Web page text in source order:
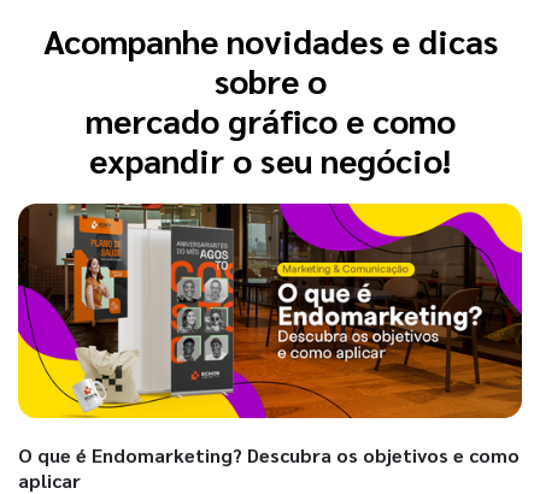
Acompanhe novidades e dicas
sobre o
mercado gráfico e como
expandir o seu negócio!
O que é Endomarketing? Descubra os objetivos e como
aplicar